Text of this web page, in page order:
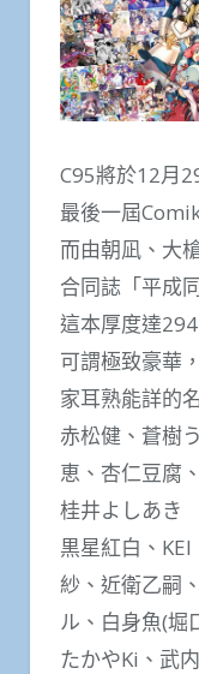
C95將於12月
最後一屆
而由朝凪、大
合同誌「平成
這本厚度達
可謂極致豪華
家耳熟能詳的
赤松健、蒼樹
恵、杏仁豆腐
桂井よしあき
黒星紅白、
紗、近衛乙嗣
ル、白身魚(堀
たかやKi、武